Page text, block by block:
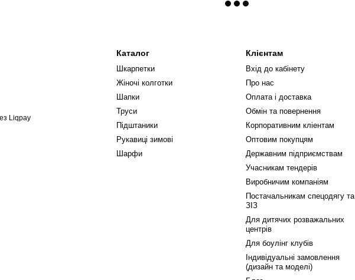
Каталог
Шкарпетки
Жіночі колготки
Шапки
Труси
Підштаники
Рукавиці зимові
Шарфи
Клієнтам
Вхід до кабінету
Про нас
Оплата і доставка
Обмін та повернення
Корпоративним кліентам
Оптовим покупцям
Державним підприємствам
Учасникам тендерів
Виробничим компаніям
Постачальникам спецодягу та
ЗІЗ
Для дитячих розважальних
центрів
Для боулінг клубів
Індивідуальні замовлення
(дизайн та моделі)